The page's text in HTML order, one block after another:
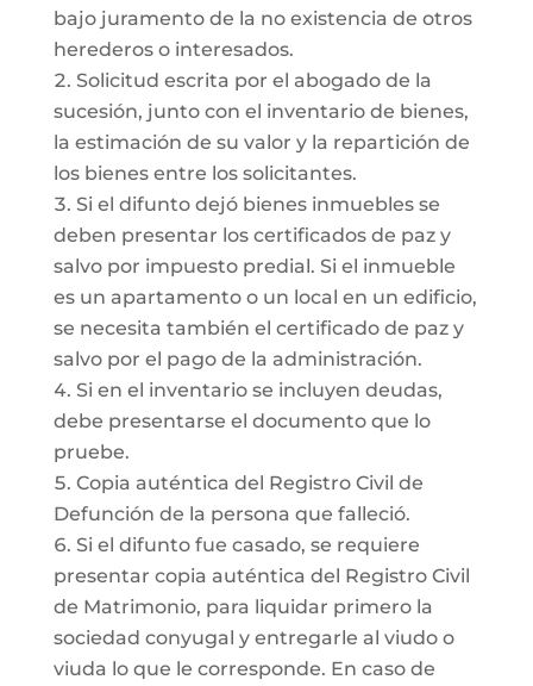
bajo juramento de la no existencia de otros
herederos o interesados.
Solicitud escrita por el abogado de la
sucesión, junto con el inventario de bienes,
la estimación de su valor y la repartición de
los bienes entre los solicitantes.
Si el difunto dejó bienes inmuebles se
deben presentar los certificados de paz y
salvo por impuesto predial. Si el inmueble
es un apartamento o un local en un edificio,
se necesita también el certificado de paz y
salvo por el pago de la administración.
Si en el inventario se incluyen deudas,
debe presentarse el documento que lo
pruebe.
Copia auténtica del Registro Civil de
Defunción de la persona que falleció.
Si el difunto fue casado, se requiere
presentar copia auténtica del Registro Civil
de Matrimonio, para liquidar primero la
sociedad conyugal y entregarle al viudo o
viuda lo que le corresponde. En caso de